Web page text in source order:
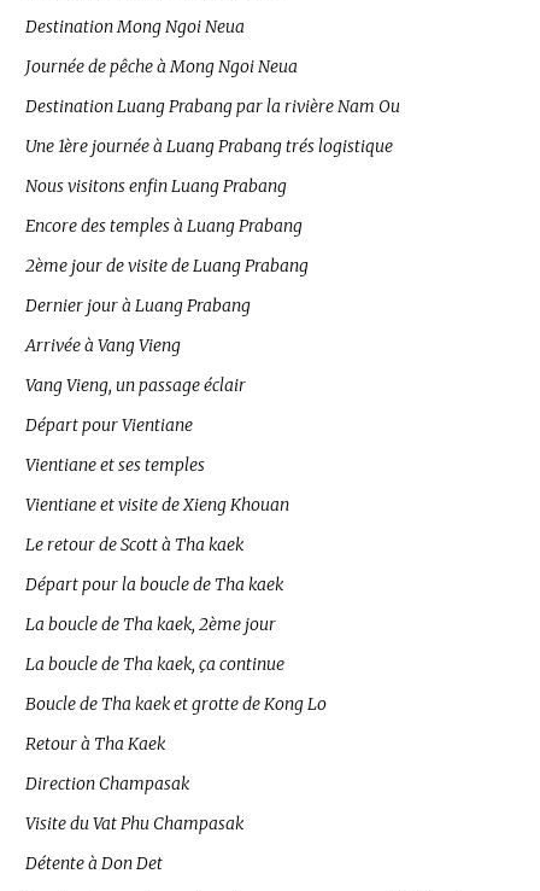
Destination Mong Ngoi Neua
Journée de pêche à Mong Ngoi Neua
Destination Luang Prabang par la rivière Nam Ou
Une 1ère journée à Luang Prabang trés logistique
Nous visitons enfin Luang Prabang
Encore des temples à Luang Prabang
2ème jour de visite de Luang Prabang
Dernier jour à Luang Prabang
Arrivée à Vang Vieng
Vang Vieng, un passage éclair
Départ pour Vientiane
Vientiane et ses temples
Vientiane et visite de Xieng Khouan
Le retour de Scott à Tha kaek
Départ pour la boucle de Tha kaek
La boucle de Tha kaek, 2ème jour
La boucle de Tha kaek, ça continue
Boucle de Tha kaek et grotte de Kong Lo
Retour à Tha Kaek
Direction Champasak
Visite du Vat Phu Champasak
Détente à Don Det